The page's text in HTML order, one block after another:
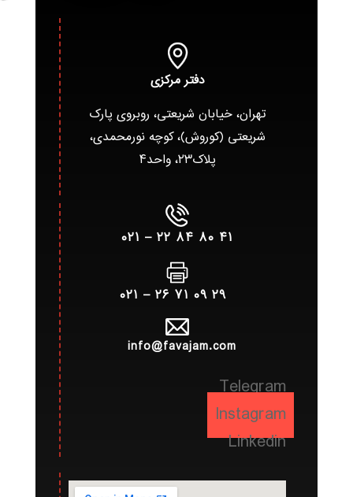
دفتر مرکزی
تهران، خیابان شریعتی، روبروی پارک
شریعتی (کوروش)، کوچه نورمحمدی،
پلاک۲۳، واحد۴
۴۱ ۸۰ ۸۴ ۲۲ – ۰۲۱
۲۹ ۰۹ ۷۱ ۲۶ – ۰۲۱
info@favajam.com
Telegram
Instagram
Linkedin